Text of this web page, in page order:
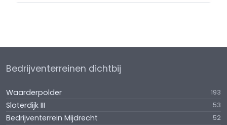
Bedrijventerreinen dichtbij
Waarderpolder 193
Sloterdijk III 53
Bedrijventerrein Mijdrecht 52